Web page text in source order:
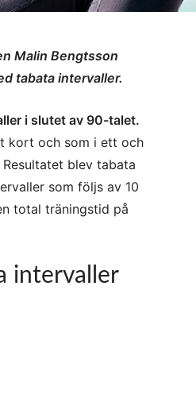
Malin Bengtsson
tabata intervaller.
i slutet av 90-talet.
kort och som i ett och
blev tabata
som följs av 10
total träningstid på
intervaller